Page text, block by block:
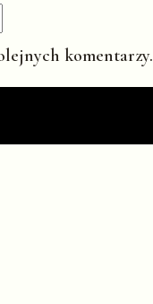
komentarzy.